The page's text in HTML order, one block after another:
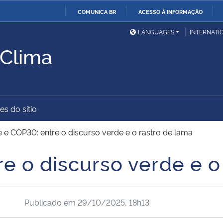
COMUNICA BR ACESSO À INFORMAÇÃO
Ministério da Defesa
Ministério das Relações
Exteriores
Ministério da Cidadania
Ministério do
Desenvolvimento Regional
União
Advocacia-Geral da União Banco Central do Brasil
LANGUAGES
do sítio
e COP30: entre o discurso verde e o rastro de lama
o discurso verde e
Publicado em 29/10/2025, 18h13